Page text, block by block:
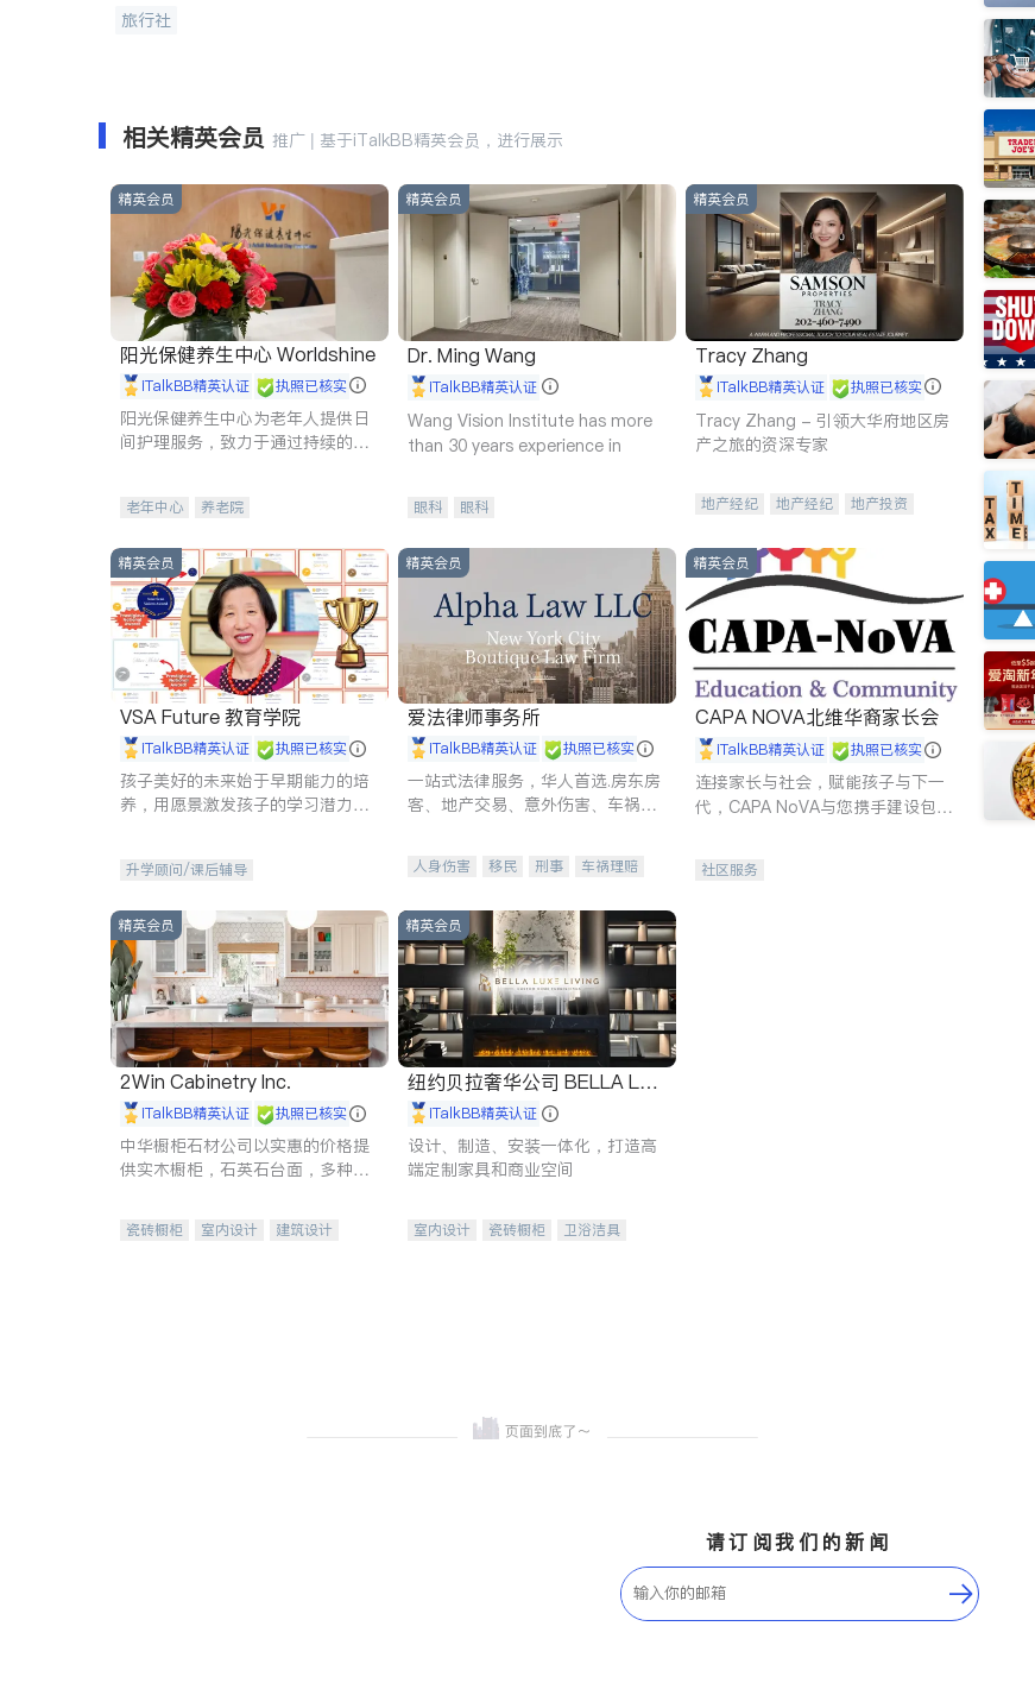
旅行社
相关精英会员 推广 | 基于iTalkBB精英会员，进行展示
精英会员
阳光保健养生中心 Worldshine
iTalkBB精英认证 执照已核实
阳光保健养生中心为老年人提供日
间护理服务，致力于通过持续的护
老年中心 养老院
精英会员
Dr. Ming Wang
iTalkBB精英认证
Wang Vision Institute has more
than 30 years experience in
眼科 眼科
精英会员
Tracy Zhang
iTalkBB精英认证 执照已核实
Tracy Zhang - 引领大华府地区房
产之旅的资深专家
地产经纪 地产经纪
地产投资
精英会员
VSA Future 教育学院
iTalkBB精英认证 执照已核实
孩子美好的未来始于早期能力的培
养，用愿景激发孩子的学习潜力和
升学顾问/课后辅导
精英会员
爱法律师事务所
iTalkBB精英认证 执照已核实
一站式法律服务，华人首选.房东房
客、地产交易、意外伤害、车祸重
人身伤害 移民 刑事
车祸理赔
商标注册
索赔 律师-其它 保释
精英会员
CAPA NOVA北维华裔家长会
iTalkBB精英认证 执照已核实
连接家长与社会，赋能孩子与下一
代，CAPA NoVA与您携手建设包
社区服务
精英会员
2Win Cabinetry Inc.
iTalkBB精英认证 执照已核实
中华橱柜石材公司以实惠的价格提
供实木橱柜，石英石台面，多种优
瓷砖橱柜 室内设计
建筑设计
精英会员
纽约贝拉奢华公司 BELLA LUX
E iTalkBB精英认证
设计、制造、安装一体化，打造高
端定制家具和商业空间
室内设计 瓷砖橱柜
卫浴洁具
请订阅我们的新闻